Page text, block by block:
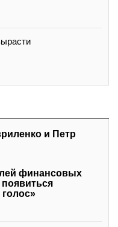
и Петр
финансовых